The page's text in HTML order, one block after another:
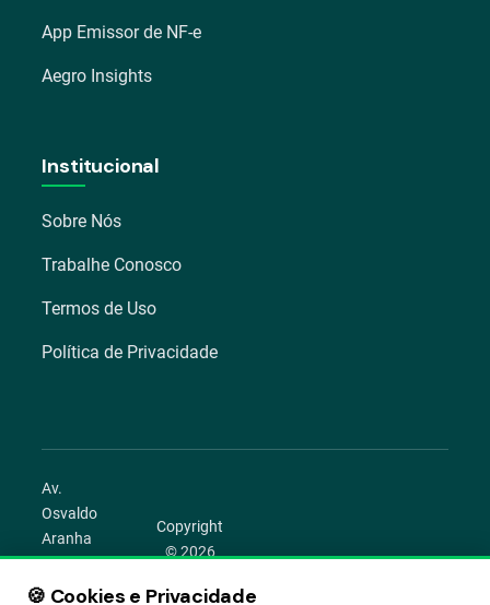
App Emissor de NF-e
Aegro Insights
Institucional
Sobre Nós
Trabalhe Conosco
Termos de Uso
Política de Privacidade
Av.
Osvaldo
Aranha
1022 –
Bom
Copyright
© 2026
Todos os
🍪 Cookies e Privacidade